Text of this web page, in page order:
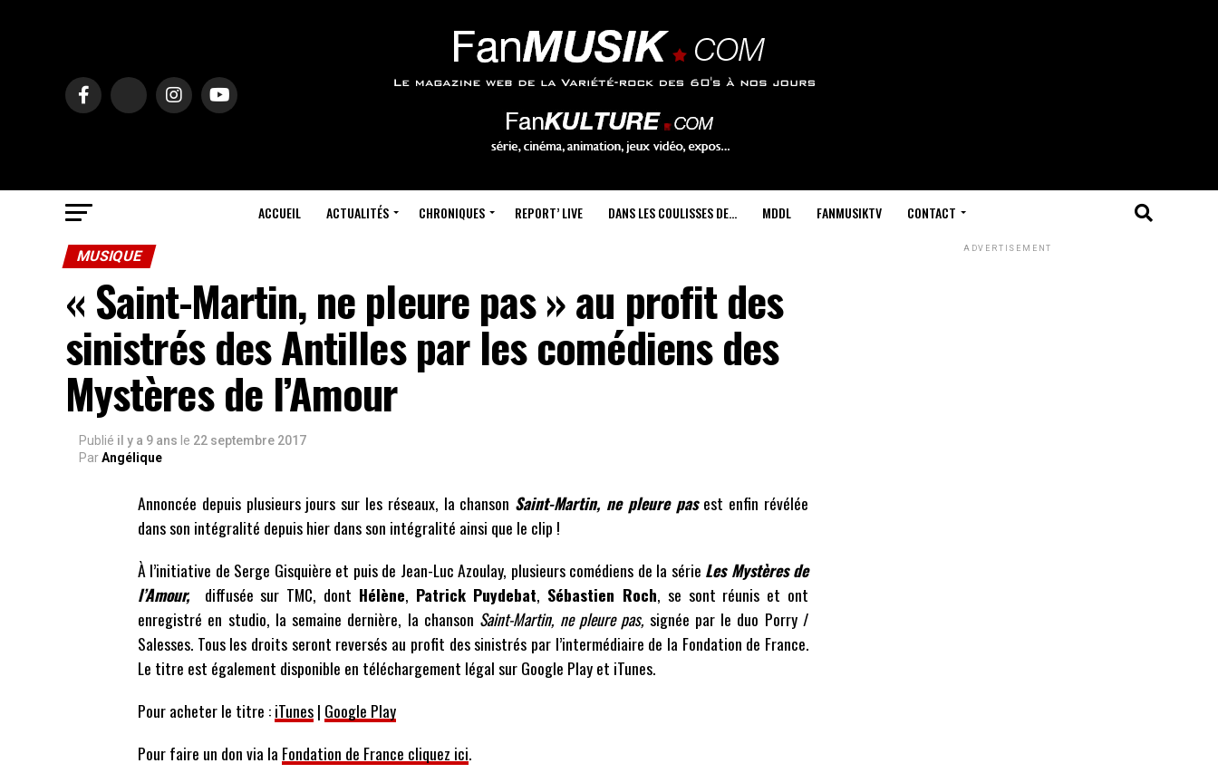
ACCUEIL ACTUALITÉS CHRONIQUES REPORT’ LIVE DANS LES COULISSES DE… MDDL FANMUSIKTV CONTACT
MUSIQUE
« Saint-Martin, ne pleure pas » au profit des
sinistrés des Antilles par les comédiens des
Mystères de l’Amour
Publié il y a 9 ans le 22 septembre 2017
ParAngélique
Annoncée depuis plusieurs jours sur les réseaux, la chanson Saint-Martin, ne pleure pasest enfin révélée
dans son intégralité depuis hier dans son intégralité ainsi que le clip !
À l’initiative de Serge Gisquière et puis de Jean-Luc Azoulay, plusieurs comédiens de la série Les Mystères de
l’Amour,
diffusée sur TMC, dont Hélène, Patrick Puydebat, Sébastien Roch, se sont réunis et ont
enregistré en studio, la semaine dernière, la chanson Saint-Martin, ne pleure pas, signée par le duo Porry /
Salesses. Tous les droits seront reversés au profit des sinistrés par l’intermédiaire de la Fondation de France.
Le titre est également disponible en téléchargement légal sur Google Play et iTunes.
Pour acheter le titre :iTunes| Google Play
Pour faire un don via la Fondation de France cliquez ici.
ADVERTISEMENT